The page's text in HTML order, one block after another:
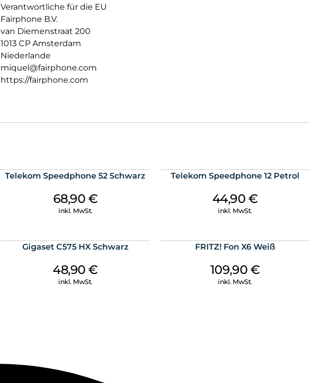
Verantwortliche für die EU
Fairphone B.V.
van Diemenstraat 200
1013 CP Amsterdam
Niederlande
miquel@fairphone.com
https://fairphone.com
Telekom Speedphone 52 Schwarz
68,90 €
inkl. MwSt.
Telekom Speedphone 12 Petrol
44,90 €
inkl. MwSt.
Gigaset C575 HX Schwarz
48,90€
inkl. MwSt.
FRITZ! Fon X6 Weiß
109,90 €
inkl. MwSt.